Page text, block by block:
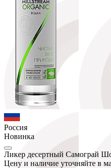
Россия
Новинка
Ликер десертный Самограй
Цену и наличие уточняйте в